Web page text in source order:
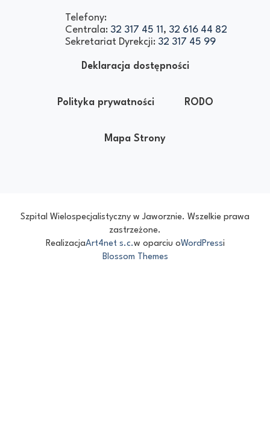
Telefony:
Centrala: 32 317 45 11 , 32 616 44 82
Sekretariat Dyrekcji: 32 317 45 99
Deklaracja dostępności
Polityka prywatności RODO
Mapa Strony
Szpital Wielospecjalistyczny w Jaworznie. Wszelkie prawa
zastrzeżone.
RealizacjaArt4net s.c.w oparciu oWordPressi
Blossom Themes